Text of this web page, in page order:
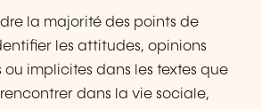
la majorité des points de
les attitudes, opinions
ou implicites dans les textes que
dans la vie sociale,